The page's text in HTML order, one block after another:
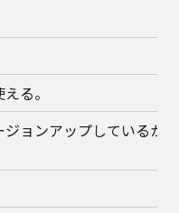
る。
ョンアップしているか